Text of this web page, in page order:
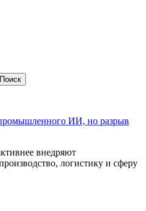
ИИ, но разрыв
внедряют
логистику и сферу